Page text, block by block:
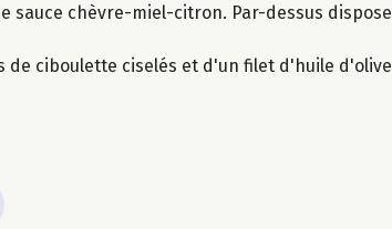
sauce chèvre-miel-citron. Par-dessus
ciboulette ciselés et d'un filet d'huile